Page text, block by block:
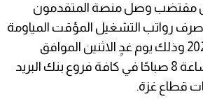
مقتضب وصل منصة المتقدمون
رواتب التشغيل المؤقت المياومة
عن شهر فبراير 2023/02 وذلك يوم غدٍ الاثنين الموافق
2023/05/23م بعد الساعة 8 صباحًا في كافة فروع بنك البريد
قطاع غزة.